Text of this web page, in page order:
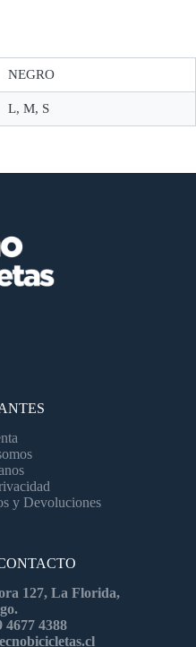
NEGRO
L, M, S
y Devoluciones
127, La Florida,
4677 4388